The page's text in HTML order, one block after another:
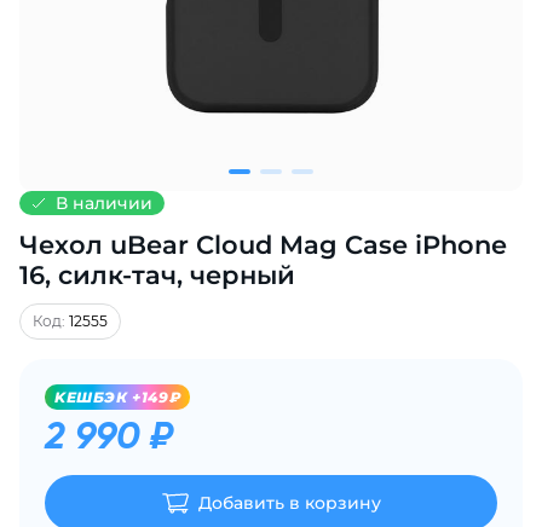
В наличии
Чехол uBear Cloud Mag Case iPhone
16, силк-тач, черный
Код: 12555
KЕШБЭК +149₽
2 990 ₽
Добавить в корзину
в корзину
% картой любого банка
Получайте товар
выбранный способом
списываться
по25%каждые 2 недели
Подробнее